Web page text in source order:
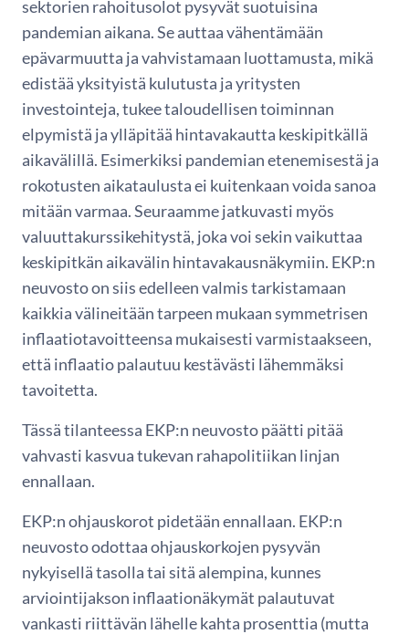
sektorien rahoitusolot pysyvät suotuisina
pandemian aikana. Se auttaa vähentämään
epävarmuutta ja vahvistamaan luottamusta, mikä
edistää yksityistä kulutusta ja yritysten
investointeja, tukee taloudellisen toiminnan
elpymistä ja ylläpitää hintavakautta keskipitkällä
aikavälillä. Esimerkiksi pandemian etenemisestä ja
rokotusten aikataulusta ei kuitenkaan voida sanoa
mitään varmaa. Seuraamme jatkuvasti myös
valuuttakurssikehitystä, joka voi sekin vaikuttaa
keskipitkän aikavälin hintavakausnäkymiin. EKP:n
neuvosto on siis edelleen valmis tarkistamaan
kaikkia välineitään tarpeen mukaan symmetrisen
inflaatiotavoitteensa mukaisesti varmistaakseen,
että inflaatio palautuu kestävästi lähemmäksi
tavoitetta.
Tässä tilanteessa EKP:n neuvosto päätti pitää
vahvasti kasvua tukevan rahapolitiikan linjan
ennallaan.
EKP:n ohjauskorot pidetään ennallaan. EKP:n
neuvosto odottaa ohjauskorkojen pysyvän
nykyisellä tasolla tai sitä alempina, kunnes
arviointijakson inflaationäkymät palautuvat
vankasti riittävän lähelle kahta prosenttia (mutta